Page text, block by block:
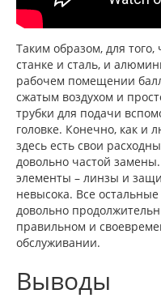
Таким образом, для
станке и сталь, и
рабочем помещении
сжатым воздухом и
трубки для подачи
головке. Конечно, как и
здесь есть свои
довольно частой
элементы – линзы и
невысока. Все
довольно
правильном и
обслуживании.
Выводы